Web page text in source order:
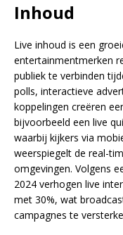
Inhoud
Live inhoud is een
entertainmentmerken
publiek te verbinden
polls, interactieve
koppelingen creëren
bijvoorbeeld een live
waarbij kijkers via
weerspiegelt de real-
omgevingen. Volgens
2024 verhogen live
met 30%, wat
campagnes te